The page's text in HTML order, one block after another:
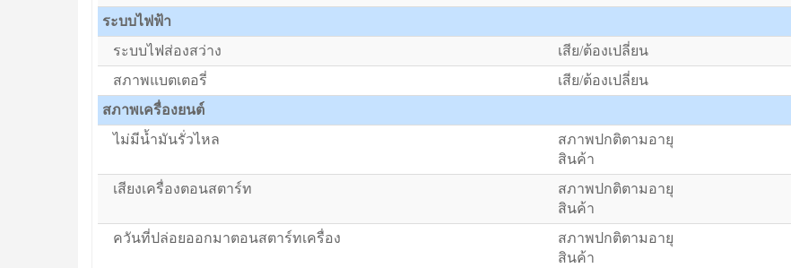
ระบบไฟฟ้า
ระบบไฟส่องสว่าง
เสีย/ต้องเปลี่ยน
สภาพแบตเตอรี่
เสีย/ต้องเปลี่ยน
สภาพเครื่องยนต์
ไม่มีน้ำมันรั่วไหล
สภาพปกติตามอายุ
สินค้า
เสียงเครื่องตอนสตาร์ท
สภาพปกติตามอายุ
สินค้า
ควันที่ปล่อยออกมาตอนสตาร์ทเครื่อง
สภาพปกติตามอายุ
สินค้า